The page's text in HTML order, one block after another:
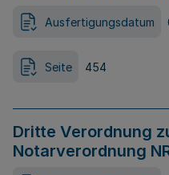
Ausfertigungsdatum
Seite 454
Dritte Verordnung
Notarverordnung